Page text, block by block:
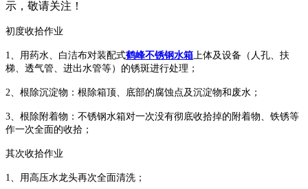
示，敬请关注！
初度收拾作业
1、用药水、白洁布对装配式鹤峰不锈钢水箱 上体及设备（人孔、扶
梯、透气管、进出水管等）的锈斑进行处理；
2、根除沉淀物：根除箱顶、底部的腐蚀点及沉淀物和废水；
3、根除附着物：不锈钢水箱对一次没有彻底收拾掉的附着物、铁锈等
作一次全面的收拾；
其次收拾作业
1、用高压水龙头再次全面清洗；